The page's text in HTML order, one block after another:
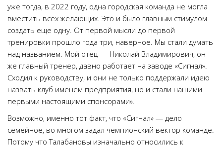
уже тогда, в 2022 году, одна городская команда не могла
вместить всех желающих. Это и было главным стимулом
создать еще одну. От первой мысли до первой
тренировки прошло года три, наверное. Мы стали думать
над названием. Мой отец — Николай Владимирович, он
же главный тренер, давно работает на заводе «Сигнал».
Сходил к руководству, и они не только поддержали идею
назвать клуб именем предприятия, но и стали нашими
первыми настоящими спонсорами».
Возможно, именно тот факт, что «Сигнал» — дело
семейное, во многом задал чемпионский вектор команде.
Потому что Талабановы изначально относились к